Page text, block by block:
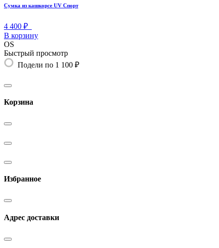
Сумка из кашкорсе UV Спорт
4 400 ₽
В корзину
OS
Быстрый просмотр
Подели по 1 100 ₽
Корзина
Избранное
Адрес доставки